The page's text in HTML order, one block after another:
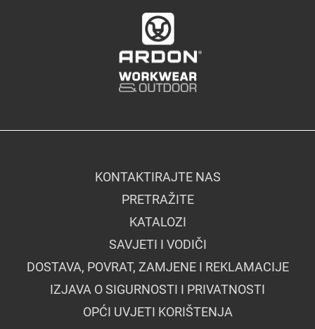
KONTAKTIRAJTE NAS
PRETRAŽITE
KATALOZI
SAVJETI I VODIČI
DOSTAVA, POVRAT, ZAMJENE I REKLAMACIJE
IZJAVA O SIGURNOSTI I PRIVATNOSTI
OPĆI UVJETI KORIŠTENJA